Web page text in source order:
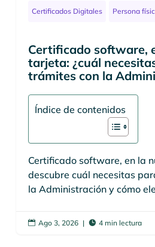
Certificados Digitales Persona
Certificado software,
tarjeta: ¿cuál
trámites con la
Índice de contenidos
Certificado software, en la
descubre cuál necesitas
la Administración y cómo
 Ago 3, 2026 |  4 min lectura